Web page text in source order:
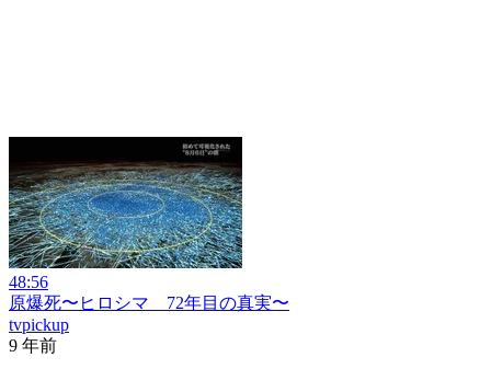
48:56
原爆死〜ヒロシマ 72年目の真実〜
tvpickup
9 年前